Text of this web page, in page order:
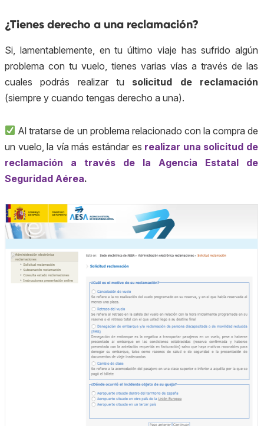
¿Tienes derecho a una reclamación?
Si, lamentablemente, en tu último viaje has sufrido algún
problema con tu vuelo, tienes varias vías a través de las
cuales podrás realizar tu solicitud de reclamación
(siempre y cuando tengas derecho a una).
Al tratarse de un problema relacionado con la compra de
un vuelo, la vía más estándar es realizar una solicitud de
reclamación a través de la Agencia Estatal de
Seguridad Aérea.